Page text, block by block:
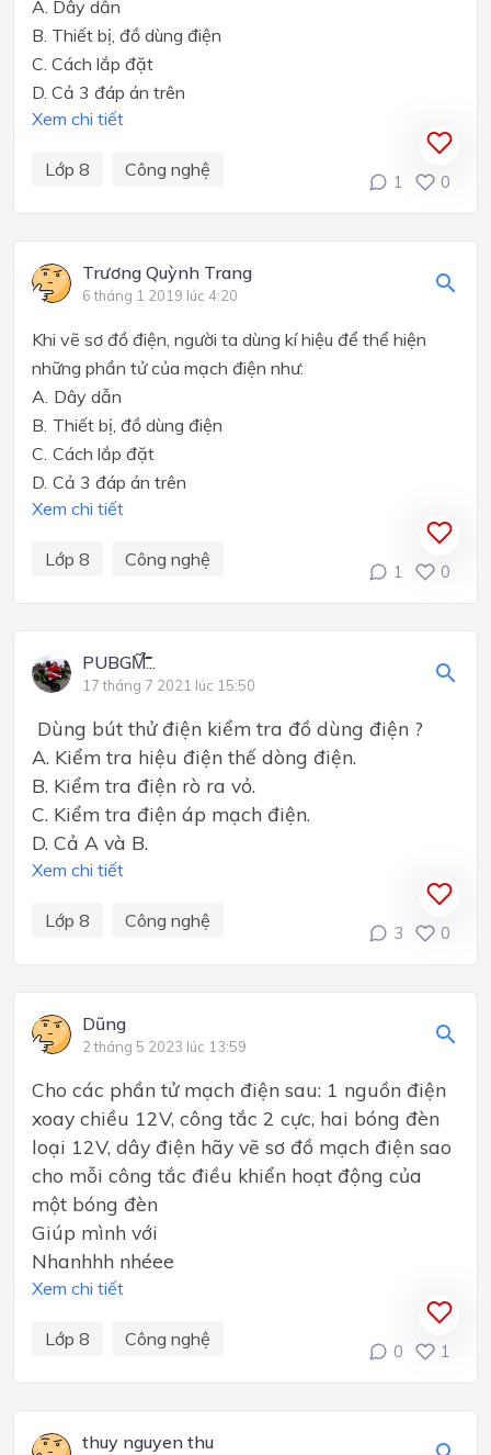
A. Dây dẫn
B. Thiết bị, đồ dùng điện
C. Cách lắp đặt
D. Cả 3 đáp án trên
Xem chi tiết
Lớp 8 Công nghệ
1 0
Trương Quỳnh Trang
6 tháng 1 2019 lúc 4:20
Khi vẽ sơ đồ điện, người ta dùng kí hiệu để thể hiện
những phần tử của mạch điện như:
A. Dây dẫn
B. Thiết bị, đồ dùng điện
C. Cách lắp đặt
D. Cả 3 đáp án trên
Xem chi tiết
Lớp 8 Công nghệ
1 0
PUBGM̃̃̃̃̃̃̃̃̉̃̉̃̃̃́̃̃̃́...
17 tháng 7 2021 lúc 15:50
Dùng bút thử điện kiểm tra đồ dùng điện ?
A. Kiểm tra hiệu điện thế dòng điện.
B. Kiểm tra điện rò ra vỏ.
C. Kiểm tra điện áp mạch điện.
D. Cả A và B.
Xem chi tiết
Lớp 8 Công nghệ
3 0
Dũng
2 tháng 5 2023 lúc 13:59
Cho các phần tử mạch điện sau: 1 nguồn điện
xoay chiều 12V, công tắc 2 cực, hai bóng đèn
loại 12V, dây điện hãy vẽ sơ đồ mạch điện sao
cho mỗi công tắc điều khiển hoạt động của
một bóng đèn
Giúp mình với
Nhanhhh nhéee
Xem chi tiết
Lớp 8 Công nghệ
0 1
thuy nguyen thu